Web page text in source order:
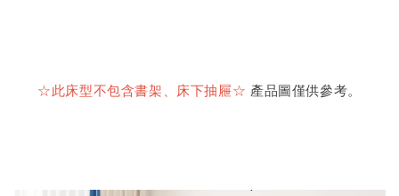
☆此床型不包含書架、床下抽屜☆ 產品圖僅供參考。